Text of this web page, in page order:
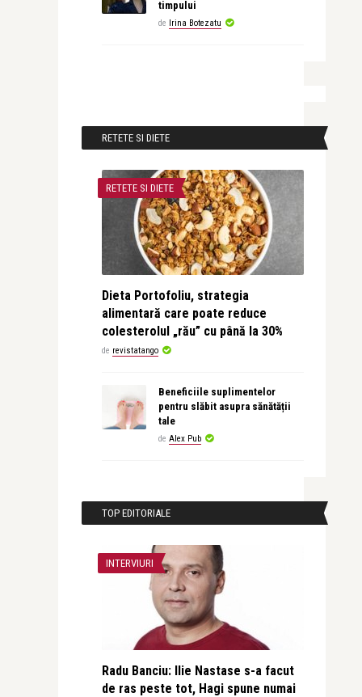
timpului
de Irina Botezatu
RETETE SI DIETE
RETETE SI DIETE
Dieta Portofoliu, strategia
alimentară care poate reduce
colesterolul „rău” cu până la 30%
de revistatango
Beneficiile suplimentelor
pentru slăbit asupra sănătății
tale
de Alex Pub
TOP EDITORIALE
INTERVIURI
Radu Banciu: Ilie Nastase s-a facut
de ras peste tot, Hagi spune numai